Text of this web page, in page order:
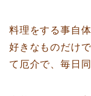
料理をする事自
好きなものだけ
て厄介で、毎日